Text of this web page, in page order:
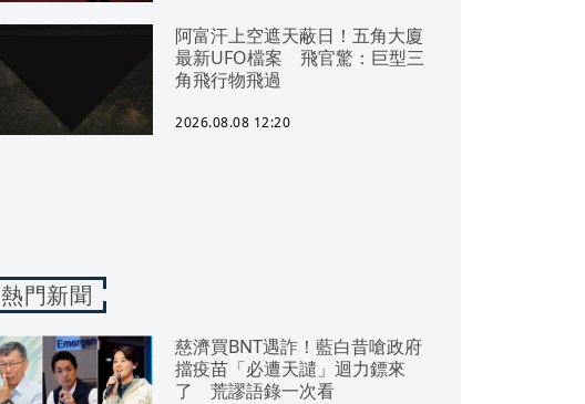
阿富汗上空遮天蔽日！五角大廈
最新UFO檔案 飛官驚：巨型三
角飛行物飛過
2026.08.08 12:20
熱門新聞
慈濟買BNT遇詐！藍白昔嗆政府
擋疫苗「必遭天譴」迴力鏢來
了 荒謬語錄一次看